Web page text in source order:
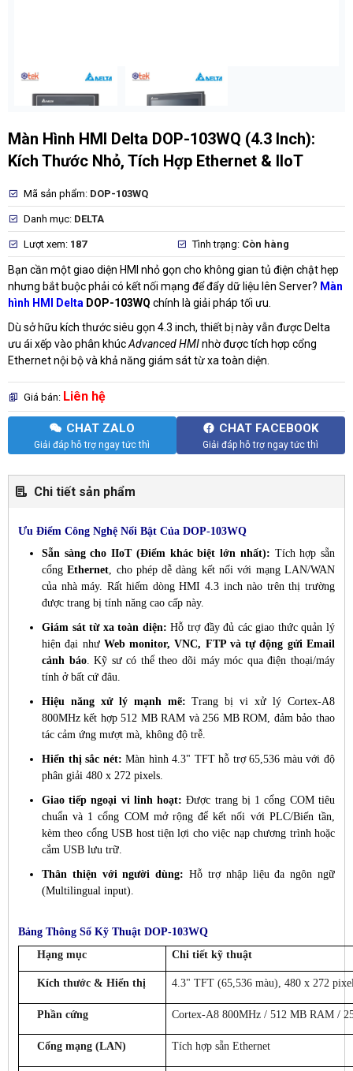
Màn Hình HMI Delta DOP-103WQ (4.3 Inch):
Kích Thước Nhỏ, Tích Hợp Ethernet & IIoT
Mã sản phẩm: DOP-103WQ
Danh mục: DELTA
Lượt xem: 187 Tình trạng: Còn hàng
Bạn cần một giao diện HMI nhỏ gọn cho không gian tủ điện chật hẹp
nhưng bắt buộc phải có kết nối mạng để đẩy dữ liệu lên Server? Màn
hình HMI Delta DOP-103WQ chính là giải pháp tối ưu.
Dù sở hữu kích thước siêu gọn 4.3 inch, thiết bị này vẫn được Delta
ưu ái xếp vào phân khúcAdvanced HMInhờ được tích hợp cổng
Ethernet nội bộ và khả năng giám sát từ xa toàn diện.
Giá bán: Liên hệ
CHAT ZALO
Giải đáp hỗ trợ ngay tức thì
CHAT FACEBOOK
Giải đáp hỗ trợ ngay tức thì
Chi tiết sản phẩm
Ưu Điểm Công Nghệ Nổi Bật Của DOP-103WQ
Sẵn sàng cho IIoT (Điểm khác biệt lớn nhất): Tích hợp sẵn
cổngEthernet , cho phép dễ dàng kết nối với mạng LAN/WAN
của nhà máy. Rất hiếm dòng HMI 4.3 inch nào trên thị trường
được trang bị tính năng cao cấp này.
Giám sát từ xa toàn diện: Hỗ trợ đầy đủ các giao thức quản lý
hiện đại như Web monitor, VNC, FTP và tự động gửi Email
cảnh báo. Kỹ sư có thể theo dõi máy móc qua điện thoại/máy
tính ở bất cứ đâu.
Hiệu năng xử lý mạnh mẽ: Trang bị vi xử lý Cortex-A8
800MHz kết hợp 512 MB RAM và 256 MB ROM, đảm bảo thao
tác cảm ứng mượt mà, không độ trễ.
Hiển thị sắc nét: Màn hình 4.3" TFT hỗ trợ 65,536 màu với độ
phân giải 480 x 272 pixels.
Giao tiếp ngoại vi linh hoạt: Được trang bị 1 cổng COM tiêu
chuẩn và 1 cổng COM mở rộng để kết nối với PLC/Biến tần,
kèm theo cổng USB host tiện lợi cho việc nạp chương trình hoặc
cắm USB lưu trữ.
Thân thiện với người dùng: Hỗ trợ nhập liệu đa ngôn ngữ
(Multilingual input).
Bảng Thông Số Kỹ Thuật DOP-103WQ
Hạng mục
Chi tiết kỹ thuật
Kích thước & Hiển thị 4.3" TFT (65,536 màu), 480 x 272
Phần cứng Cortex-A8 800MHz / 512 MB RAM /
Cổng mạng (LAN) Tích hợp sẵn Ethernet